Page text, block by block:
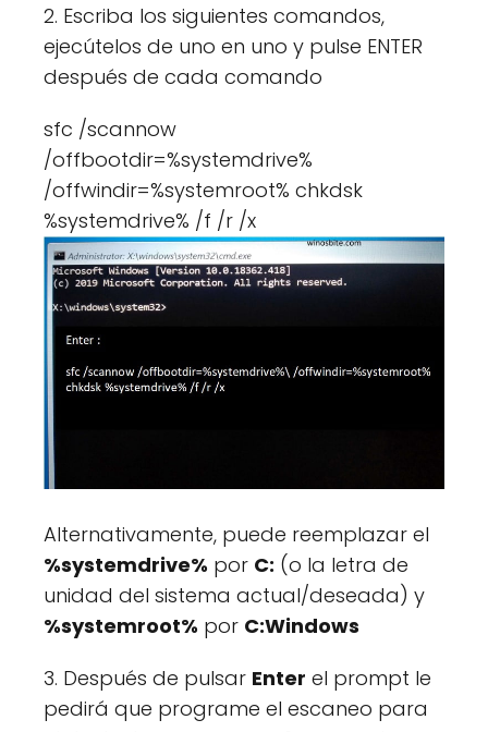
2. Escriba los siguientes comandos,
ejecútelos de uno en uno y pulse ENTER
después de cada comando
sfc /scannow
/offbootdir=%systemdrive%
/offwindir=%systemroot% chkdsk
%systemdrive% /f /r /x
Alternativamente, puede reemplazar el
%systemdrive% por C: (o la letra de
unidad del sistema actual/deseada) y
%systemroot% por C:Windows
3. Después de pulsar Enter el prompt le
pedirá que programe el escaneo para